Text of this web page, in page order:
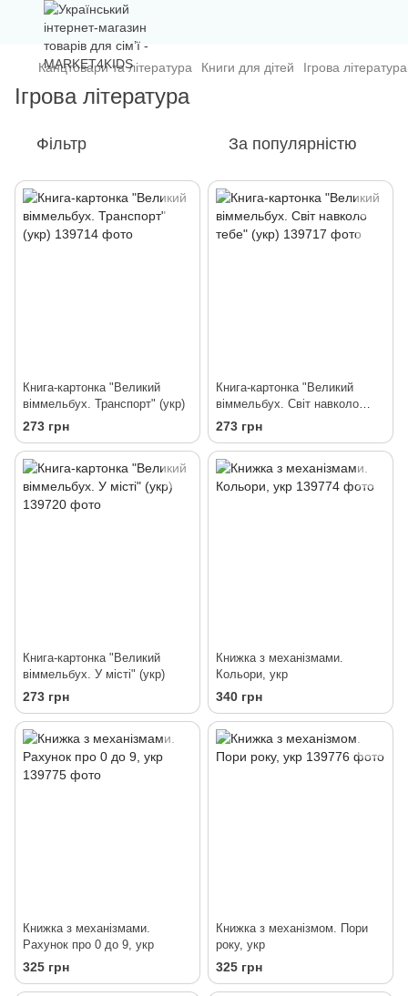
Канцтовари та література Книги для дітей Ігрова література
Ігрова література
Фільтр За популярністю
Книга-картонка "Великий
віммельбух. Транспорт" (укр)
273 грн
Книга-картонка "Великий
віммельбух. Світ навколо
тебе" (укр)
273 грн
Книга-картонка "Великий
віммельбух. У місті" (укр)
273 грн
Книжка з механізмами.
Кольори, укр
340 грн
Книжка з механізмами.
Рахунок про 0 до 9, укр
325 грн
Книжка з механізмом. Пори
року, укр
325 грн